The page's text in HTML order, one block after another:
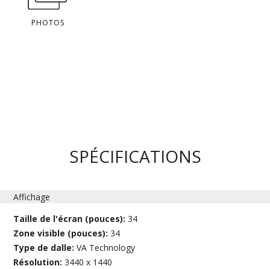
PHOTOS
SPÉCIFICATIONS
Affichage
Taille de l'écran (pouces):34
Zone visible (pouces):34
Type de dalle:VA Technology
Résolution:3440 x 1440